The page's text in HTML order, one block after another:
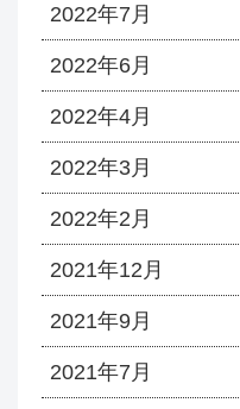
2022年7月
2022年6月
2022年4月
2022年3月
2022年2月
2021年12月
2021年9月
2021年7月